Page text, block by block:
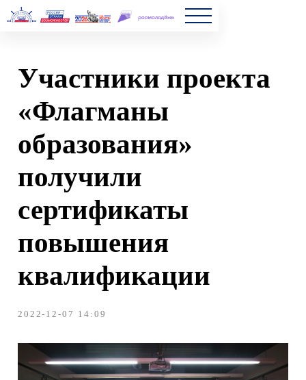
Частые
«Флагманы
образования»
получили
сертификаты
повышения
квалификации
2022-12-07 14:09